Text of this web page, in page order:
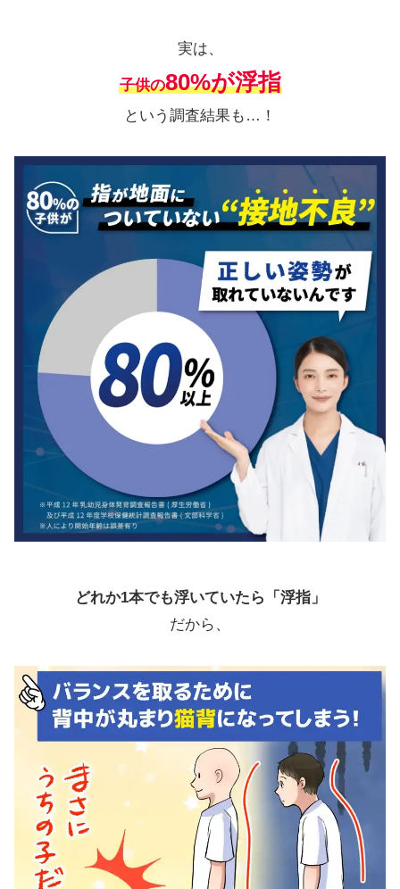
実は、
子供の80%が浮指
という調査結果も…！
どれか1本でも浮いていたら「浮指」
だから、